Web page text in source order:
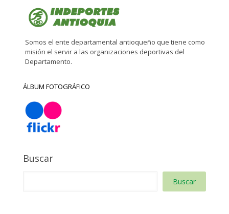
Somos el ente departamental antioqueño que tiene como
misión el servir a las organizaciones deportivas del
Departamento.
ÁLBUM FOTOGRÁFICO
Buscar
Buscar